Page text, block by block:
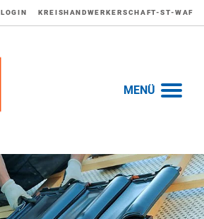
LOGIN KREISHANDWERKERSCHAFT-ST-WAF
MENÜ